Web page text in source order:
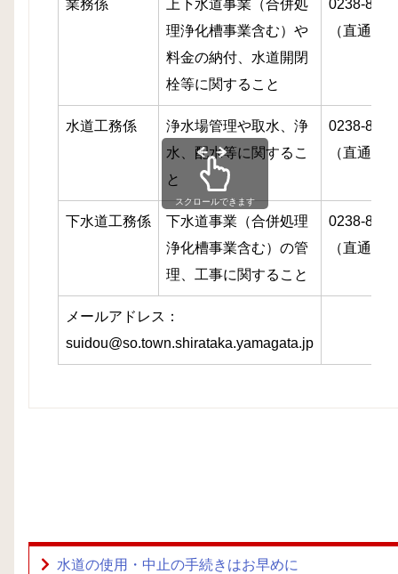
業務係
上下水道事業（合併処
理浄化槽事業含む）や
料金の納付、水道開閉
栓等に関すること
0238-85-
（直通）
水道工務係
浄水場管理や取水、浄
水、配水等に関するこ
と
0238-85-
（直通）
下水道工務係 下水道事業（合併処理
浄化槽事業含む）の管
理、工事に関すること
0238-85-
（直通）
メールアドレス：
suidou@so.town.shirataka.yamagata.jp
スクロールできます
水道の使用・中止の手続きはお早めに